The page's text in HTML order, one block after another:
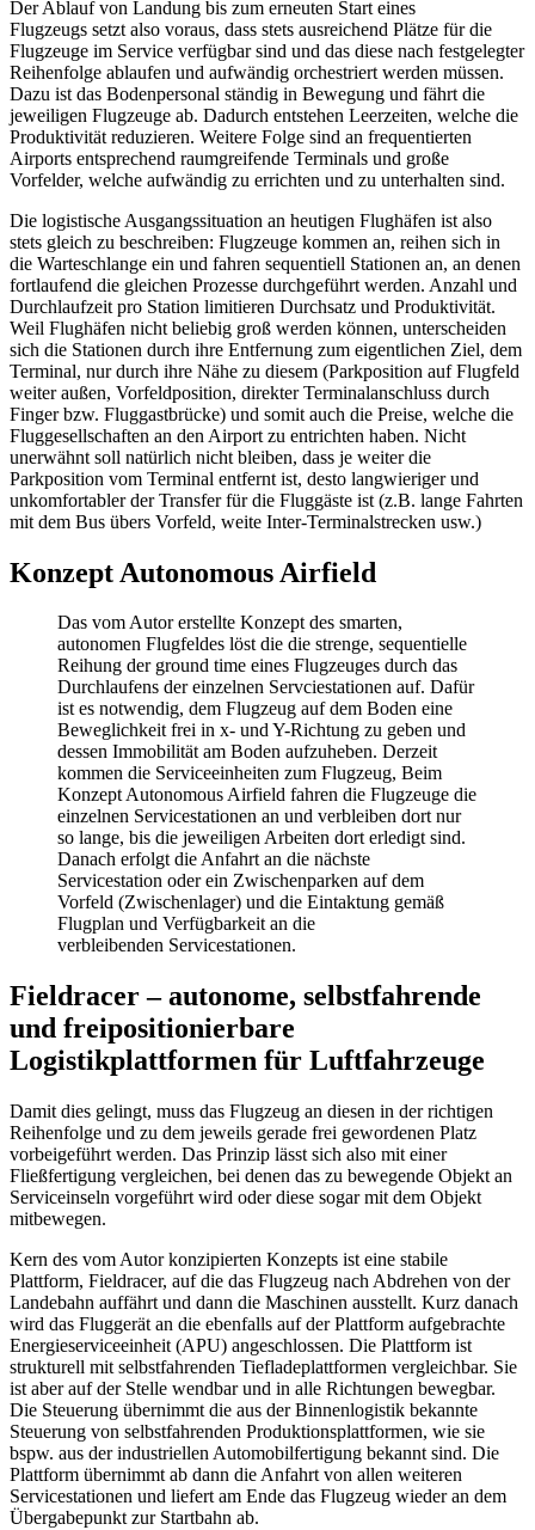
Der Ablauf von Landung bis zum erneuten Start eines
Flugzeugs setzt also voraus, dass stets ausreichend Plätze für die
Flugzeuge im Service verfügbar sind und das diese nach festgelegter
Reihenfolge ablaufen und aufwändig orchestriert werden müssen.
Dazu ist das Bodenpersonal ständig in Bewegung und fährt die
jeweiligen Flugzeuge ab. Dadurch entstehen Leerzeiten, welche die
Produktivität reduzieren. Weitere Folge sind an frequentierten
Airports entsprechend raumgreifende Terminals und große
Vorfelder, welche aufwändig zu errichten und zu unterhalten sind.
Die logistische Ausgangssituation an heutigen Flughäfen ist also
stets gleich zu beschreiben: Flugzeuge kommen an, reihen sich in
die Warteschlange ein und fahren sequentiell Stationen an, an denen
fortlaufend die gleichen Prozesse durchgeführt werden. Anzahl und
Durchlaufzeit pro Station limitieren Durchsatz und Produktivität.
Weil Flughäfen nicht beliebig groß werden können, unterscheiden
sich die Stationen durch ihre Entfernung zum eigentlichen Ziel, dem
Terminal, nur durch ihre Nähe zu diesem (Parkposition auf Flugfeld
weiter außen, Vorfeldposition, direkter Terminalanschluss durch
Finger bzw. Fluggastbrücke) und somit auch die Preise, welche die
Fluggesellschaften an den Airport zu entrichten haben. Nicht
unerwähnt soll natürlich nicht bleiben, dass je weiter die
Parkposition vom Terminal entfernt ist, desto langwieriger und
unkomfortabler der Transfer für die Fluggäste ist (z.B. lange Fahrten
mit dem Bus übers Vorfeld, weite Inter-Terminalstrecken usw.)
Konzept Autonomous Airfield
Das vom Autor erstellte Konzept des smarten,
autonomen Flugfeldes löst die die strenge, sequentielle
Reihung der ground time eines Flugzeuges durch das
Durchlaufens der einzelnen Servciestationen auf. Dafür
ist es notwendig, dem Flugzeug auf dem Boden eine
Beweglichkeit frei in x- und Y-Richtung zu geben und
dessen Immobilität am Boden aufzuheben. Derzeit
kommen die Serviceeinheiten zum Flugzeug, Beim
Konzept Autonomous Airfield fahren die Flugzeuge die
einzelnen Servicestationen an und verbleiben dort nur
so lange, bis die jeweiligen Arbeiten dort erledigt sind.
Danach erfolgt die Anfahrt an die nächste
Servicestation oder ein Zwischenparken auf dem
Vorfeld (Zwischenlager) und die Eintaktung gemäß
Flugplan und Verfügbarkeit an die
verbleibenden Servicestationen.
Fieldracer – autonome, selbstfahrende
und freipositionierbare
Logistikplattformen für Luftfahrzeuge
Damit dies gelingt, muss das Flugzeug an diesen in der richtigen
Reihenfolge und zu dem jeweils gerade frei gewordenen Platz
vorbeigeführt werden. Das Prinzip lässt sich also mit einer
Fließfertigung vergleichen, bei denen das zu bewegende Objekt an
Serviceinseln vorgeführt wird oder diese sogar mit dem Objekt
mitbewegen.
Kern des vom Autor konzipierten Konzepts ist eine stabile
Plattform, Fieldracer, auf die das Flugzeug nach Abdrehen von der
Landebahn auffährt und dann die Maschinen ausstellt. Kurz danach
wird das Fluggerät an die ebenfalls auf der Plattform aufgebrachte
Energieserviceeinheit (APU) angeschlossen. Die Plattform ist
strukturell mit selbstfahrenden Tiefladeplattformen vergleichbar. Sie
ist aber auf der Stelle wendbar und in alle Richtungen bewegbar.
Die Steuerung übernimmt die aus der Binnenlogistik bekannte
Steuerung von selbstfahrenden Produktionsplattformen, wie sie
bspw. aus der industriellen Automobilfertigung bekannt sind. Die
Plattform übernimmt ab dann die Anfahrt von allen weiteren
Servicestationen und liefert am Ende das Flugzeug wieder an dem
Übergabepunkt zur Startbahn ab.